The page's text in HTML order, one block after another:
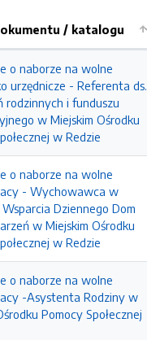
/ katalogu
o naborze na wolne
urzędnicze - Referenta ds.
rodzinnych i funduszu
w Miejskim Ośrodku
w Redzie
o naborze na wolne
- Wychowawca w
Dziennego Dom
w Miejskim Ośrodku
w Redzie
o naborze na wolne
-Asystenta Rodziny w
Pomocy Społecznej